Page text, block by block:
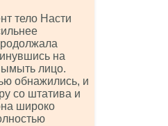
тело Насти
на
лицо.
обнажились, и
со штатива и
широко